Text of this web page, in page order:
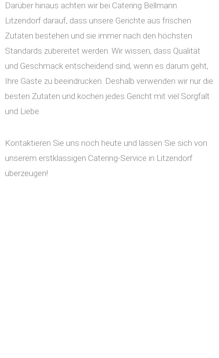
Darüber hinaus achten wir bei Catering Bellmann
Litzendorf darauf, dass unsere Gerichte aus frischen
Zutaten bestehen und sie immer nach den höchsten
Standards zubereitet werden. Wir wissen, dass Qualität
und Geschmack entscheidend sind, wenn es darum geht,
Ihre Gäste zu beeindrucken. Deshalb verwenden wir nur die
besten Zutaten und kochen jedes Gericht mit viel Sorgfalt
und Liebe.
Kontaktieren Sie uns noch heute und lassen Sie sich von
unserem erstklassigen Catering-Service in Litzendorf
überzeugen!